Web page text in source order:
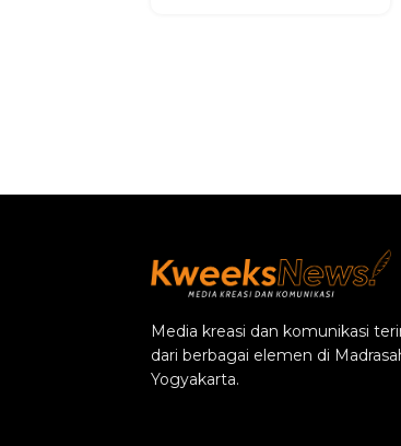
Media kreasi dan komunikasi
dari berbagai elemen di
Yogyakarta.